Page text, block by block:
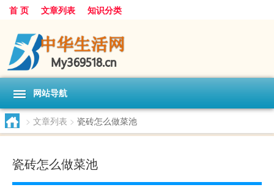
首 页 文章列表 知识分类
网站导航
> 文章列表 > 瓷砖怎么做菜池
瓷砖怎么做菜池